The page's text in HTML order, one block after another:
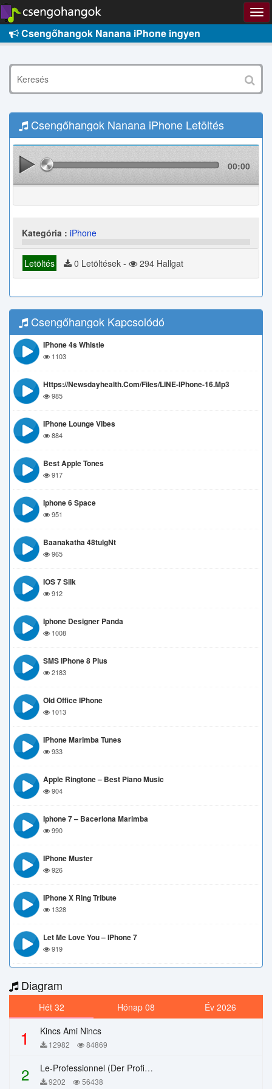
Csengőhangok Nanana iPhone ingyen
Csengőhangok Nanana iPhone Letöltés
00:00
Kategória : iPhone
Letöltés 0 Letöltések - 294 Hallgat
Csengőhangok Kapcsolódó
IPhone 4s Whistle
1103
Https://newsdayhealth.com/files/LINE-IPhone-16.mp3
985
IPhone Lounge Vibes
884
Best Apple Tones
917
Iphone 6 Space
951
Baanakatha 48tulgNt
965
IOS 7 Silk
912
Iphone Designer Panda
1008
SMS IPhone 8 Plus
2183
Old Office IPhone
1013
IPhone Marimba Tunes
933
Apple Ringtone – Best Piano Music
904
Iphone 7 – Bacerlona Marimba
990
IPhone Muster
926
IPhone X Ring Tribute
1328
Let Me Love You – IPhone 7
919
Diagram
Hét 32 Hónap 08 Év 2026
1 Kincs Ami Nincs
12982 84869
2 Le-Professionnel (Der Profi) – Chi Mai
9202 56438